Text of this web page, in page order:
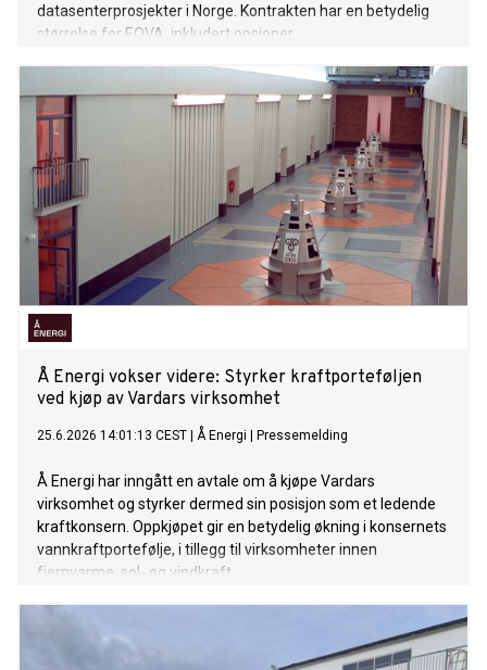
datasenterprosjekter i Norge. Kontrakten har en betydelig
størrelse for EQVA, inkludert opsjoner.
Å Energi vokser videre: Styrker kraftporteføljen
ved kjøp av Vardars virksomhet
25.6.2026 14:01:13 CEST Å Energi Pressemelding
Å Energi har inngått en avtale om å kjøpe Vardars
virksomhet og styrker dermed sin posisjon som et ledende
kraftkonsern. Oppkjøpet gir en betydelig økning i konsernets
vannkraftportefølje, i tillegg til virksomheter innen
fjernvarme, sol- og vindkraft.